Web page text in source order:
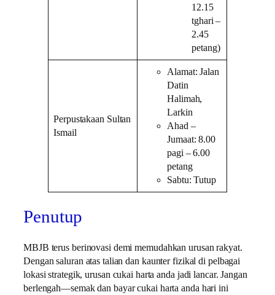
12.15
tghari –
2.45
petang)
Perpustakaan Sultan
Ismail
Alamat: Jalan
Datin
Halimah,
Larkin
Ahad –
Jumaat: 8.00
pagi – 6.00
petang
Sabtu: Tutup
Penutup
MBJB terus berinovasi demi memudahkan urusan rakyat.
Dengan saluran atas talian dan kaunter fizikal di pelbagai
lokasi strategik, urusan cukai harta anda jadi lancar. Jangan
berlengah—semak dan bayar cukai harta anda hari ini